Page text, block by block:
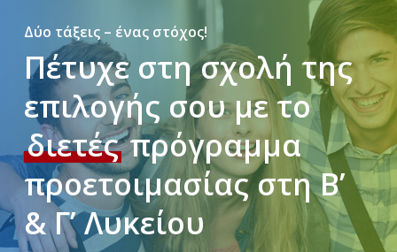
Δύο τάξεις – ένας στόχος!
Πέτυχε στη σχολή της
επιλογής σου με το
διετέςπρόγραμμα
προετοιμασίας στη Β’
& Γ’ Λυκείου